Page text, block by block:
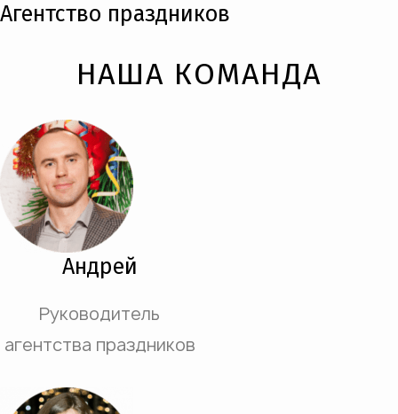
Агентство праздников
НАША КОМАНДА
Андрей
Руководитель
агентства праздников